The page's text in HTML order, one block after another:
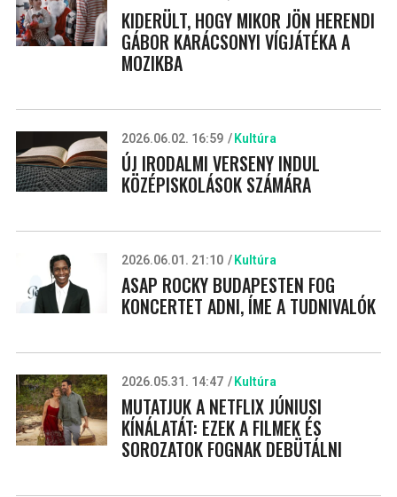
KIDERÜLT, HOGY MIKOR JÖN HERENDI
GÁBOR KARÁCSONYI VÍGJÁTÉKA A
MOZIKBA
2026.06.02. 16:59 Kultúra
ÚJ IRODALMI VERSENY INDUL
KÖZÉPISKOLÁSOK SZÁMÁRA
2026.06.01. 21:10 Kultúra
ASAP ROCKY BUDAPESTEN FOG
KONCERTET ADNI, ÍME A TUDNIVALÓK
2026.05.31. 14:47 Kultúra
MUTATJUK A NETFLIX JÚNIUSI
KÍNÁLATÁT: EZEK A FILMEK ÉS
SOROZATOK FOGNAK DEBÜTÁLNI